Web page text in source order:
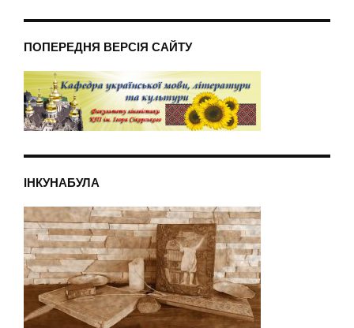
ПОПЕРЕДНЯ ВЕРСІЯ САЙТУ
ІНКУНАБУЛА